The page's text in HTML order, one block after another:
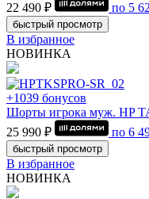
22 490 ₽
по 5
быстрый просмотр
В избранное
НОВИНКА
+1039 бонусов
Шорты игрока муж. HP
25 990 ₽
по 6
быстрый просмотр
В избранное
НОВИНКА